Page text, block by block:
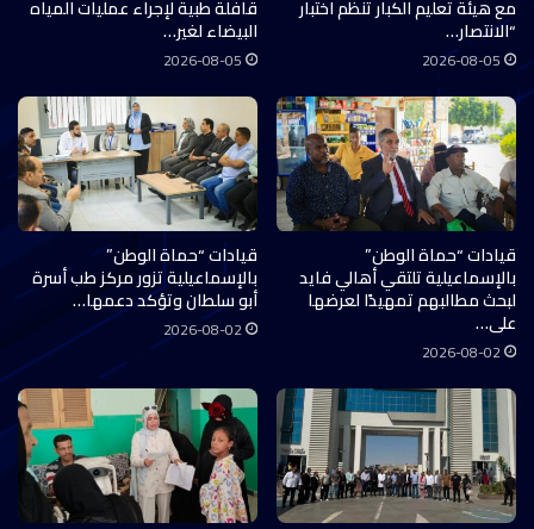
مع هيئة تعليم الكبار تنظم اختبار
“الانتصار…
2026-08-05
قافلة طبية لإجراء عمليات المياه
البيضاء لغير…
2026-08-05
قيادات “حماة الوطن”
بالإسماعيلية تلتقي أهالي فايد
لبحث مطالبهم تمهيدًا لعرضها
على…
2026-08-02
قيادات “حماة الوطن”
بالإسماعيلية تزور مركز طب أسرة
أبو سلطان وتؤكد دعمها…
2026-08-02